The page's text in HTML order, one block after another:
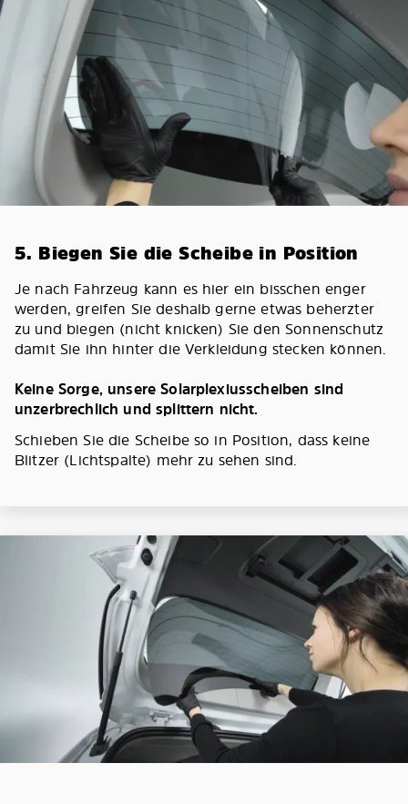
5. Biegen Sie die Scheibe in Position
Je nach Fahrzeug kann es hier ein bisschen enger
werden, greifen Sie deshalb gerne etwas beherzter
zu und biegen (nicht knicken) Sie den Sonnenschutz
damit Sie ihn hinter die Verkleidung stecken können.
Keine Sorge, unsere Solarplexiusscheiben sind
unzerbrechlich und splittern nicht.
Schieben Sie die Scheibe so in Position, dass keine
Blitzer (Lichtspalte) mehr zu sehen sind.